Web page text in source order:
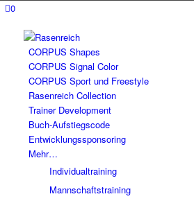
0
CORPUS Shapes
CORPUS Signal Color
CORPUS Sport und Freestyle
Rasenreich Collection
Trainer Development
Buch-Aufstiegscode
Entwicklungssponsoring
Mehr…
Individualtraining
Mannschaftstraining